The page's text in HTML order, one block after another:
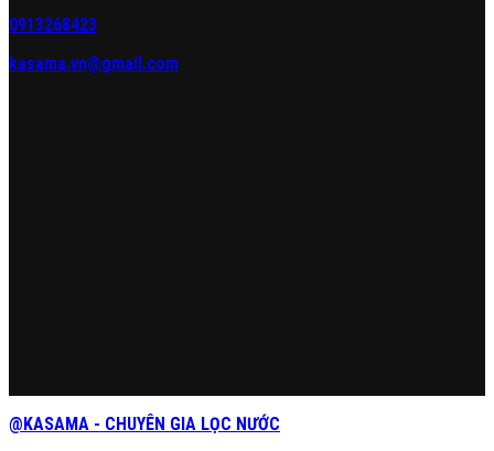
0913268423
kasama.vn@gmail.com
@KASAMA - CHUYÊN GIA LỌC NƯỚC